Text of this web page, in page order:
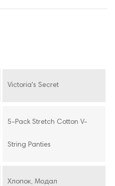
Victoria's Secret
5-Pack Stretch Cotton V-
String Panties
Хлопок, Модал